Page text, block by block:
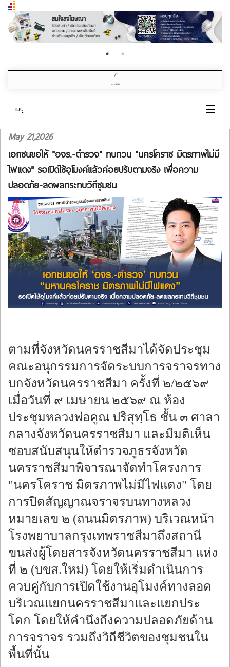
7th
AUGUST
เมนู
หน้าแรก
หมวดข่าว
เกี่ยวกับเรา
ติดต่อเรา
ร้องทุกข์
May 21,2026
เอกชนขอให้ "อจร.-ตำรวจ" ทบทวน "นครโคราช มิตรภาพไม่มี
ไฟแดง" รอเปิดใช้อุโมงค์แล้วค่อยปรับตามจริง เพื่อความ
ปลอดภัย-ลดผลกระทบวิถีชุมชน
ตามที่จังหวัดนครราชสีมาได้จัดประชุม
คณะอนุกรรมการจัดระบบการจราจรทาง
บกจังหวัดนครราชสีมา ครั้งที่ ๒/๒๕๖๙
เมื่อวันที่ ๙ เมษายน ๒๕๖๙ ณ ห้อง
ประชุมหลวงพ่อคูณ ปริสุทฺโธ ชั้น ๓ ศาลา
กลางจังหวัดนครราชสีมา และมีมติเห็น
ชอบสนับสนุนให้ตำรวจภูธรจังหวัด
นครราชสีมาพิจารณาจัดทำโครงการ
"นครโคราช มิตรภาพไม่มีไฟแดง" โดย
การปิดสัญญาณจราจรบนทางหลวง
หมายเลข ๒ (ถนนมิตรภาพ) บริเวณหน้า
โรงพยาบาลกรุงเทพราชสีมาถึงสถานี
ขนส่งผู้โดยสารจังหวัดนครราชสีมา แห่ง
ที่ ๒ (บขส.ใหม่) โดยให้เริ่มดำเนินการ
ควบคู่กับการเปิดใช้งานอุโมงค์ทางลอด
บริเวณแยกนครราชสีมาและแยกประ
โดก โดยให้คำนึงถึงความปลอดภัยด้าน
การจราจร รวมถึงวิถีชีวิตของชุมชนใน
พื้นที่นั้น